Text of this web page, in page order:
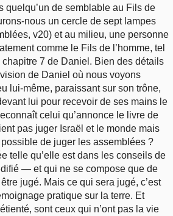
quelqu’un de semblable au Fils de
nous un cercle de sept lampes
v20) et au milieu, une personne
comme le Fils de l’homme, tel
chapitre 7 de Daniel. Bien des détails
de Daniel où nous voyons
lui-même, paraissant sur son trône,
lui pour recevoir de ses mains le
celui qu’annonce le livre de
pas juger Israël et le monde mais
de juger les assemblées ?
telle qu’elle est dans les conseils de
— et qui ne se compose que de
jugé. Mais ce qui sera jugé, c’est
pratique sur la terre. Et
sont ceux qui n’ont pas la vie